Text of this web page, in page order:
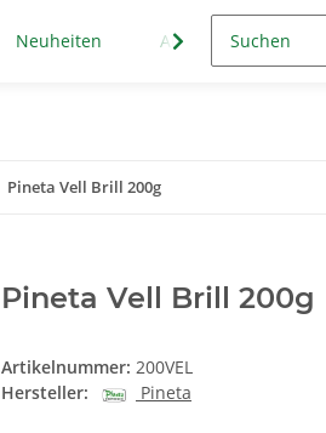
Neuheiten Aktion Marken
Pineta Vell Brill 200g
Pineta Vell Brill 200g
Artikelnummer: 200VEL
Hersteller:
Pineta